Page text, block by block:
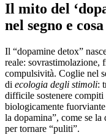
Il mito del
nel segno e
Il “dopamine detox”
reale: sovrastimolazione,
compulsività. Coglie nel
di ecologia degli stimoli:
difficile sostenere compiti
biologicamente
la dopamina”, come se la
per tornare “puliti”.